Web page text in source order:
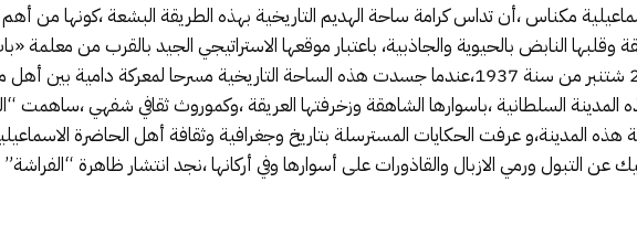
مكناس ،أن تداس كرامة ساحة الهديم التاريخية بهذه الطريقة البشعة ،كونها من أهم
وقلبها النابض بالحيوية والجاذبية، باعتبار موقعها الاستراتيجي الجيد بالقرب من
ومن منا لا يستحضر تاريخ 2 شتنبر من سنة 1937،عندما جسدت هذه الساحة التاريخية مسرحا
المدينة السلطانية ،باسوارها الشاهقة وزخرفتها العريقة ،وكموروث ثقافي شفهي ،ساهمت
المدينة،و عرفت الحكايات المسترسلة بتاريخ وجغرافية وثقافة أهل الحاضرة
التبول ورمي الازبال والقاذورات على أسوارها وفي أركانها ،نجد انتشار ظاهرة